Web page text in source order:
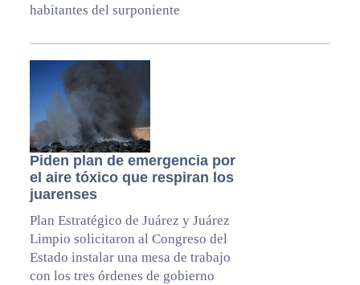
habitantes del surponiente
Piden plan de emergencia por
el aire tóxico que respiran los
juarenses
Plan Estratégico de Juárez y Juárez
Limpio solicitaron al Congreso del
Estado instalar una mesa de trabajo
con los tres órdenes de gobierno